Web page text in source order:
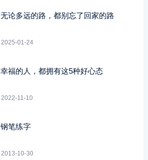
无论多远的路，都别忘了回家的路
2025-01-24
幸福的人，都拥有这5种好心态
2022-11-10
钢笔练字
2013-10-30